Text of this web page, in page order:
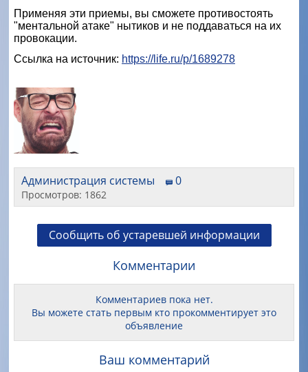
Применяя эти приемы, вы сможете противостоять
"ментальной атаке" нытиков и не поддаваться на их
провокации.
Ссылка на источник: https://life.ru/p/1689278
Администрация системы 0
Просмотров: 1862
Сообщить об устаревшей информации
Комментарии
Комментариев пока нет.
Вы можете стать первым кто прокомментирует это
объявление
Ваш комментарий